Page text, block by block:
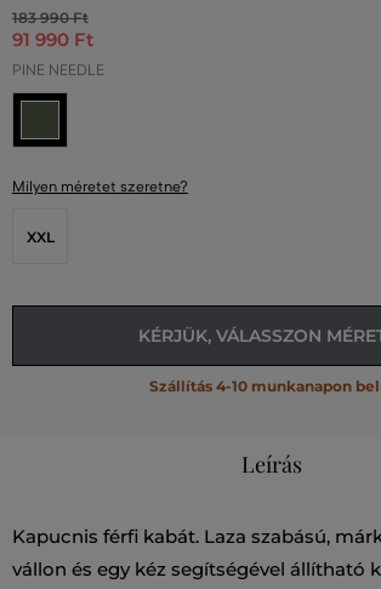
183 990 Ft
91 990 Ft
PINE NEEDLE
Milyen méretet szeretne?
XXL
KÉRJÜK, VÁLASSZON
Szállítás 4-10 munkanapon
Leírás
Kapucnis férfi kabát. Laza szabású,
vállon és egy kéz segítségével állítható